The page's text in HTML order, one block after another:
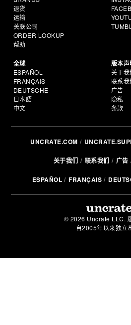
退货
运输
关联公司
ORDER LOOKUP
帮助
全球
ESPAÑOL
FRANÇAIS
DEUTSCHE
日本語
中文
版本声
关于我
联系我
广告
隐私
条款
UNCRATE.COM
关于我们 联系我们 广告
ESPAÑOL FRANÇAIS
© 2026 Uncrate LLC.
自2005年以来独立